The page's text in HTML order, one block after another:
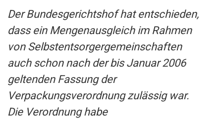
Der Bundesgerichtshof hat entschieden,
dass ein Mengenausgleich im Rahmen
von Selbstentsorgergemeinschaften
auch schon nach der bis Januar 2006
geltenden Fassung der
Verpackungsverordnung zulässig war.
Die Verordnung habe